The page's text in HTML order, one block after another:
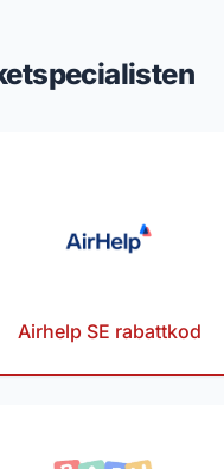
Airhelp SE rabattkod